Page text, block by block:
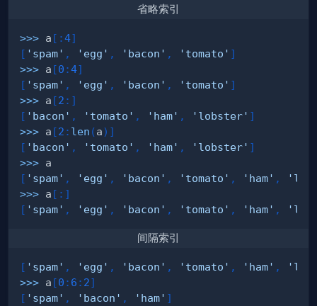
省略索引
>>> a [ :4]
[ 'spam' , 'egg' , 'bacon' , 'tomato' ]
>>> a [0 :4]
[ 'spam' , 'egg' , 'bacon' , 'tomato' ]
>>> a [2 : ]
[ 'bacon' , 'tomato' , 'ham' , 'lobster' ]
>>> a [2 : len (a) ]
[ 'bacon' , 'tomato' , 'ham' , 'lobster' ]
>>>
[ 'spam' , 'egg' , 'bacon' , 'tomato' , 'ham' ,
>>> a [ : ]
[ 'spam' , 'egg' , 'bacon' , 'tomato' , 'ham' ,
间隔索引
[ 'spam' , 'egg' , 'bacon' , 'tomato' , 'ham' ,
>>> a [0 : 6 : 2]
[ 'spam' , 'bacon' , 'ham' ]